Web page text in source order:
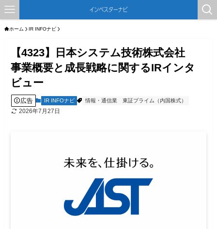
ホーム IR INFOナビ
【4323】日本システム技術株式会社
事業概要と成長戦略に関するIRインタ
ビュー
広告 IR INFOナビ 情報・通信業 東証プライム（内国株式）
2026年7月27日